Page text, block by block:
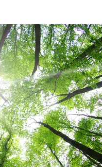
子ども 疾患
容 ソマニクス
交通事故 三島市